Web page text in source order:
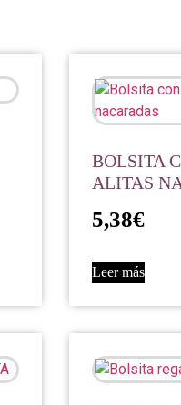
BOLSITA
ALITAS
5,38€
Leer más